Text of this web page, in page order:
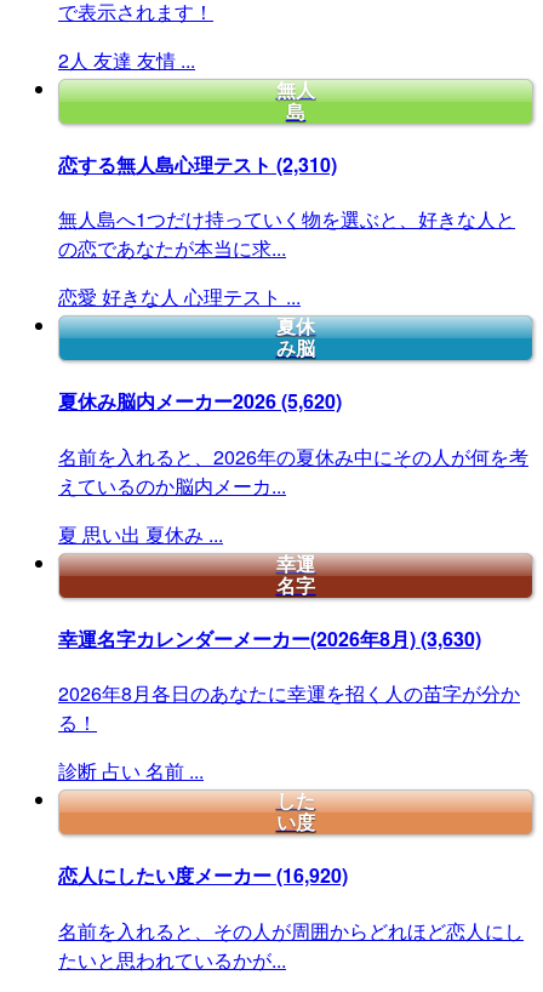
で表示されます！
2人 友達 友情 ...
無人
島
恋する無人島心理テスト (2,310)
無人島へ1つだけ持っていく物を選ぶと、好きな人と
の恋であなたが本当に求...
恋愛 好きな人 心理テスト ...
夏休
み脳
夏休み脳内メーカー2026(5,620)
名前を入れると、2026年の夏休み中にその人が何を考
えているのか脳内メーカ...
夏 思い出 夏休み ...
幸運
名字
幸運名字カレンダーメーカー(2026年8月)(3,630)
2026年8月各日のあなたに幸運を招く人の苗字が分か
る！
診断 占い 名前 ...
した
い度
恋人にしたい度メーカー(16,920)
名前を入れると、その人が周囲からどれほど恋人にし
たいと思われているかが...